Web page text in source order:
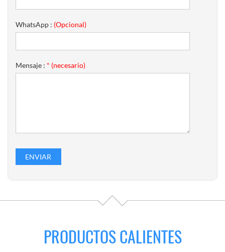
WhatsApp : (Opcional)
Mensaje : * (necesario)
PRODUCTOS CALIENTES